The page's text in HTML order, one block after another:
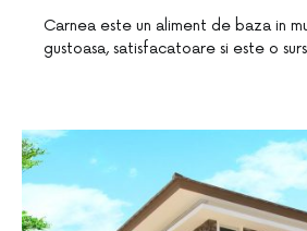
Carnea este un aliment de baza in
gustoasa, satisfacatoare si este o